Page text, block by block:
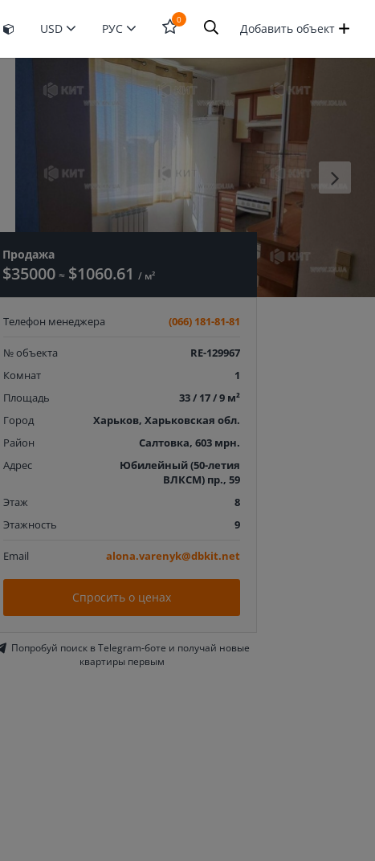
USD РУС
0
Открыть
поиска
Добавить объект
Продажа
$35000 ≈ $1060.61/ м²
Телефон менеджера (066) 181-81-81
№ объекта
RE-129967
Комнат
1
Площадь
33 / 17 / 9 м²
Город
Харьков, Харьковская обл.
Район
Салтовка, 603 мрн.
Адрес
Юбилейный (50-летия
ВЛКСМ) пр., 59
Этаж
8
Этажность
9
Email alona.varenyk@dbkit.net
Спросить о ценах
Попробуй поиск в Telegram-боте и получай новые
квартиры первым